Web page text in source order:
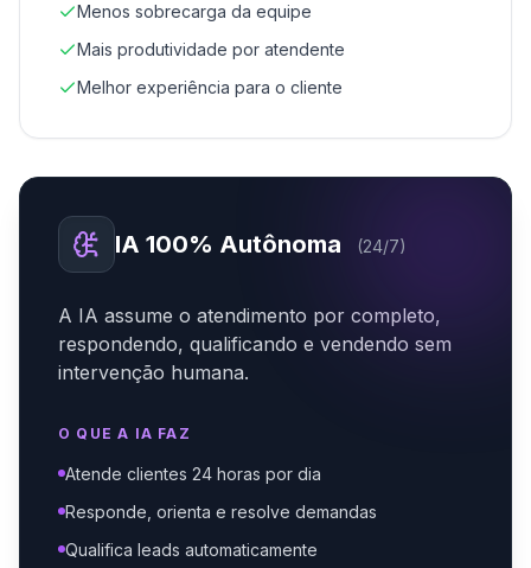
Menos sobrecarga da equipe
Mais produtividade por atendente
Melhor experiência para o cliente
IA 100% Autônoma (24/7)
A IA assume o atendimento por completo,
respondendo, qualificando e vendendo sem
intervenção humana.
O QUE A IA FAZ
Atende clientes 24 horas por dia
Responde, orienta e resolve demandas
Qualifica leads automaticamente